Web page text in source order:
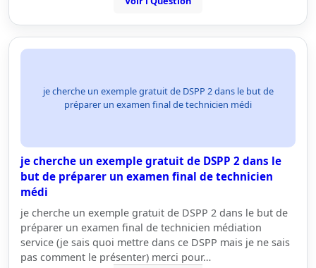
je cherche un exemple gratuit de DSPP 2 dans le but de
préparer un examen final de technicien médi
je cherche un exemple gratuit de DSPP 2 dans le
but de préparer un examen final de technicien
médi
je cherche un exemple gratuit de DSPP 2 dans le but de
préparer un examen final de technicien médiation
service (je sais quoi mettre dans ce DSPP mais je ne sais
pas comment le présenter) merci pour…